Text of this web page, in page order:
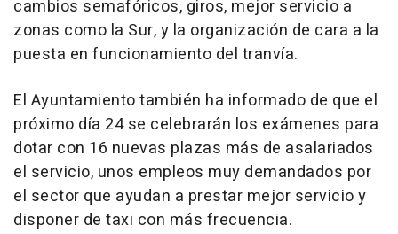
cambios semafóricos, giros, mejor servicio a
zonas como la Sur, y la organización de cara a la
puesta en funcionamiento del tranvía.
El Ayuntamiento también ha informado de que el
próximo día 24 se celebrarán los exámenes para
dotar con 16 nuevas plazas más de asalariados
el servicio, unos empleos muy demandados por
el sector que ayudan a prestar mejor servicio y
disponer de taxi con más frecuencia.